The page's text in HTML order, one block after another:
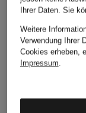
99,99 €
Bestpreis:93,49 €
Ursprünglich:160 €
Ihrer Daten. Sie
Weitere
Verwendung Ihrer
Cookies erheben,
Impressum.